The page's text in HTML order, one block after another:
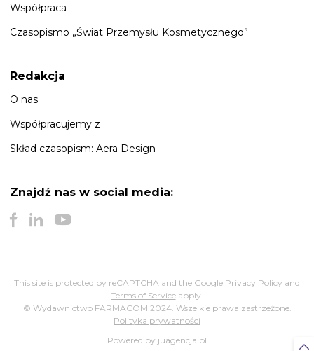
Współpraca
Czasopismo „Świat Przemysłu Kosmetycznego”
Redakcja
O nas
Współpracujemy z
Skład czasopism: Aera Design
Znajdź nas w social media:
This site is protected by reCAPTCHA and the Google Privacy Policy and
Terms of Serviceapply.
© Wydawnictwo FARMACOM 2024. Wszelkie prawa zastrzeżone.
Polityka prywatności
Powered by juagencja.pl